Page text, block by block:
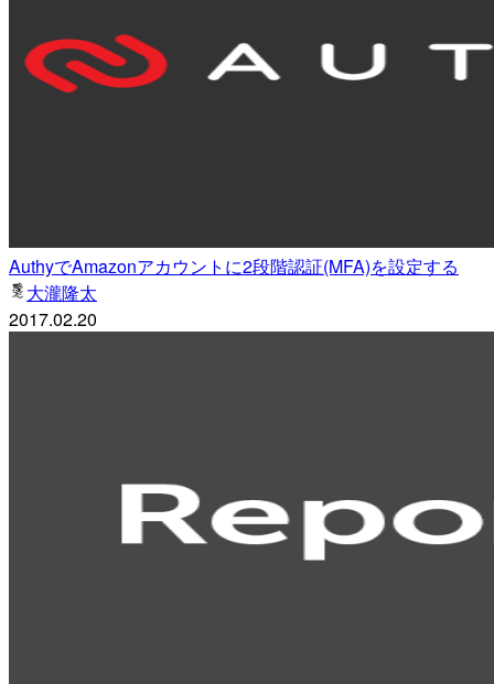
AuthyでAmazonアカウントに2段階認証(MFA)を設定する
大瀧隆太
2017.02.20